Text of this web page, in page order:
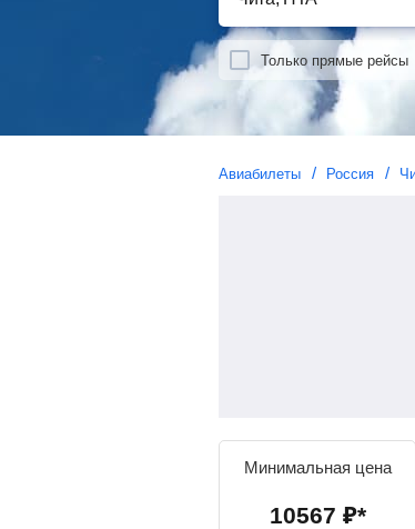
Только прямые рейсы
Авиабилеты Россия
Минимальная цена
10567 ₽*